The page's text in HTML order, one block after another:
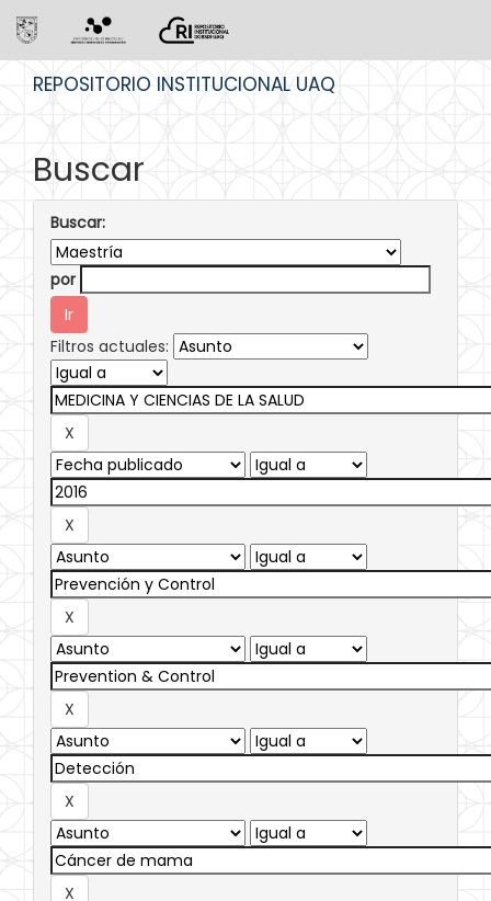
REPOSITORIO INSTITUCIONAL UAQ
Buscar
Buscar:
por
Filtros actuales: